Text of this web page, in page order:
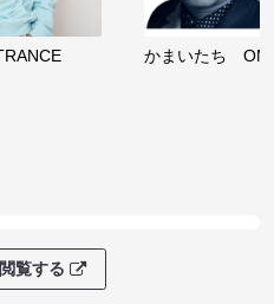
かまいたち
覧する